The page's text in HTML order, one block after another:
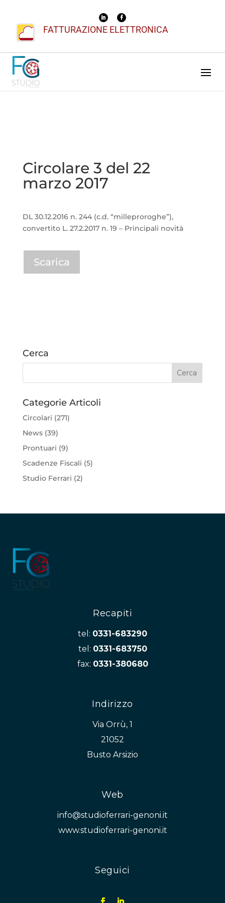
FATTURAZIONE ELETTRONICA
Circolare 3 del 22
marzo 2017
DL 30.12.2016 n. 244 (c.d. “milleproroghe”),
convertito L. 27.2.2017 n. 19 – Principali novità
Scarica
Cerca
Categorie Articoli
Circolari (271)
News(39)
Prontuari (9)
Scadenze Fiscali (5)
Studio Ferrari (2)
Recapiti
tel: 0331-683290
tel: 0331-683750
fax: 0331-380680
Indirizzo
Via Orrù, 1
21052
Busto Arsizio
Web
info@studioferrari-genoni.it
www.studioferrari-genoni.it
Seguici